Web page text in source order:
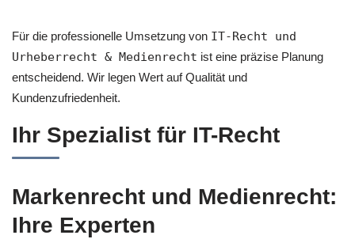
Für die professionelle Umsetzung von IT-Recht und
Urheberrecht & Medienrecht ist eine präzise Planung
entscheidend. Wir legen Wert auf Qualität und
Kundenzufriedenheit.
Ihr Spezialist für IT-Recht
Markenrecht und Medienrecht:
Ihre Experten